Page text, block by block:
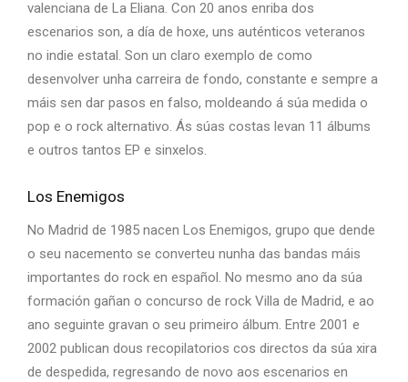
valenciana de La Eliana. Con 20 anos enriba dos
escenarios son, a día de hoxe, uns auténticos veteranos
no indie estatal. Son un claro exemplo de como
desenvolver unha carreira de fondo, constante e sempre a
máis sen dar pasos en falso, moldeando á súa medida o
pop e o rock alternativo. Ás súas costas levan 11 álbums
e outros tantos EP e sinxelos.
Los Enemigos
No Madrid de 1985 nacen Los Enemigos, grupo que dende
o seu nacemento se converteu nunha das bandas máis
importantes do rock en español. No mesmo ano da súa
formación gañan o concurso de rock Villa de Madrid, e ao
ano seguinte gravan o seu primeiro álbum. Entre 2001 e
2002 publican dous recopilatorios cos directos da súa xira
de despedida, regresando de novo aos escenarios en